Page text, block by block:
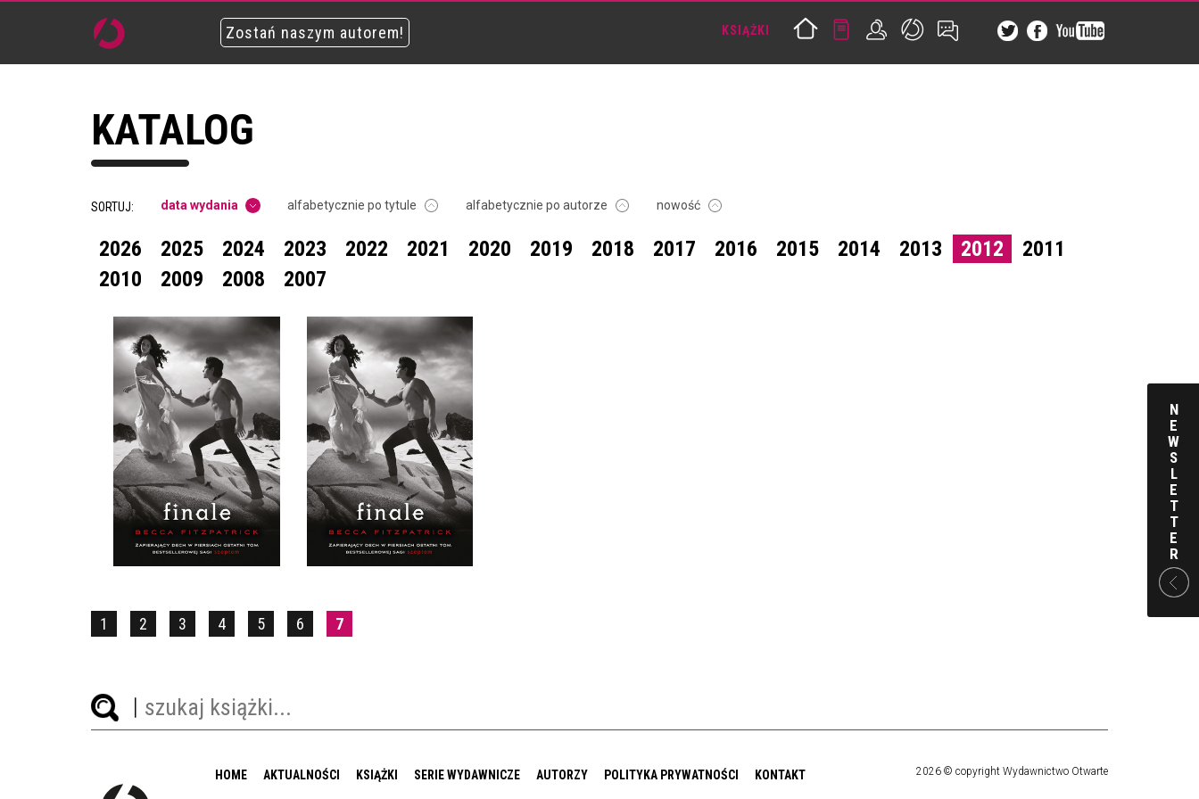
Zostań naszym autorem! KSIĄŻKI
KATALOG
SORTUJ: data wydania alfabetycznie po tytule alfabetycznie po autorze nowość
2026 2025 2024 2023 2022 2021 2020 2019 2018 2017 2016 2015 2014 2013 2012
2011
2010
2009 2008 2007
FINALE
BECCA FITZPATRICK
OPRAWA TWARDA
39,90 ZŁ
FINALE
BECCA FITZPATRICK
OPRAWA MIĘKKA
34,90 ZŁ
1 2 3 4 5 6 7
HOME AKTUALNOŚCI KSIĄŻKI SERIE WYDAWNICZE AUTORZY POLITYKA PRYWATNOŚCI KONTAKT 2026 © copyright Wydawnictwo Otwarte
N
E
W
S
L
E
T
T
E
R